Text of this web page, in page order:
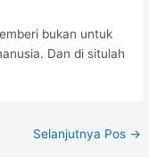
bukan untuk
Dan di situlah
Selanjutnya Pos →